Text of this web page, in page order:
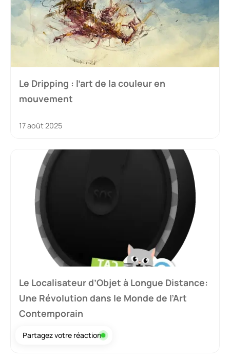
Le Dripping : l’art de la couleur en
mouvement
17 août 2025
Le Localisateur d’Objet à Longue Distance:
Une Révolution dans le Monde de l’Art
Contemporain
16 août 2025
Partagez votre réaction